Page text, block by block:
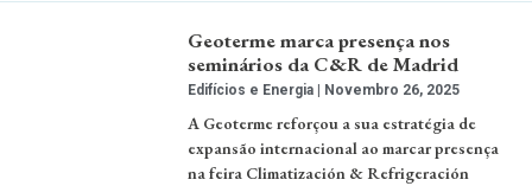
Geoterme marca presença nos
seminários da C&R de Madrid
Edifícios e Energia Novembro 26, 2025
A Geoterme reforçou a sua estratégia de
expansão internacional ao marcar presença
na feira Climatización & Refrigeración